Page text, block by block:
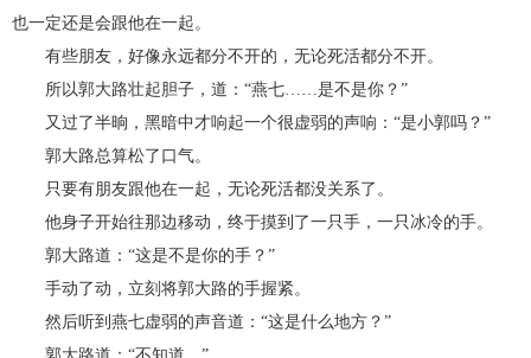
也一定还是会跟他在一起。
有些朋友，好像永远都分不开的，无论死活都分不开。
所以郭大路壮起胆子，道：“燕七……是不是你？”
又过了半晌，黑暗中才响起一个很虚弱的声响：“是小郭吗？”
郭大路总算松了口气。
只要有朋友跟他在一起，无论死活都没关系了。
他身子开始往那边移动，终于摸到了一只手，一只冰冷的手。
郭大路道：“这是不是你的手？”
手动了动，立刻将郭大路的手握紧。
然后听到燕七虚弱的声音道：“这是什么地方？”